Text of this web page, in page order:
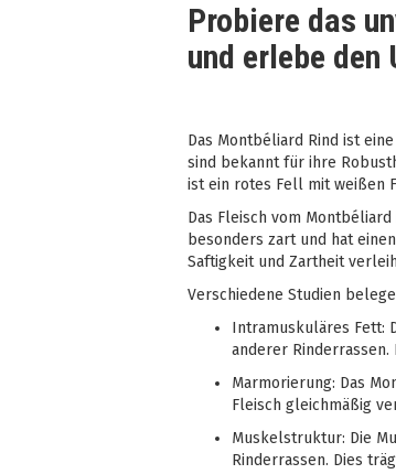
Probiere das
und erlebe
Das Montbéliard Rind ist
sind bekannt für ihre
ist ein rotes Fell mit weißen
Das Fleisch vom
besonders zart und hat
Saftigkeit und Zartheit
Verschiedene Studien
Intramuskuläres Fett:
anderer Rinderrassen.
Marmorierung: Das
Fleisch gleichmäßig
Muskelstruktur: Die
Rinderrassen. Dies